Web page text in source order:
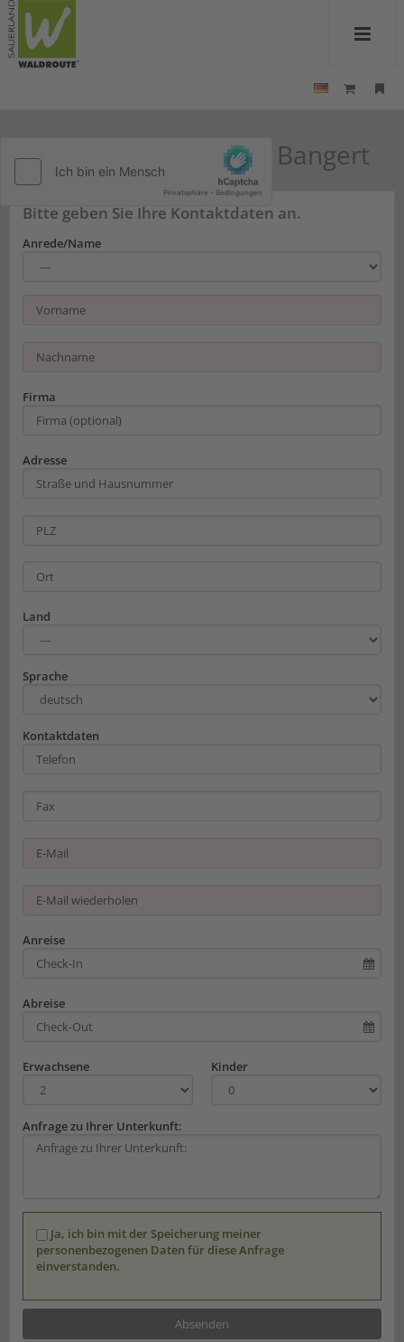
Kontakt zu Ferienhaus Bangert
Bitte geben Sie Ihre Kontaktdaten an.
Anrede/Name
Firma
Adresse
Land
Sprache
Kontaktdaten
Anreise
Abreise
Erwachsene Kinder
Anfrage zu Ihrer Unterkunft:
Ja, ich bin mit der Speicherung meiner
personenbezogenen Daten für diese Anfrage
einverstanden.